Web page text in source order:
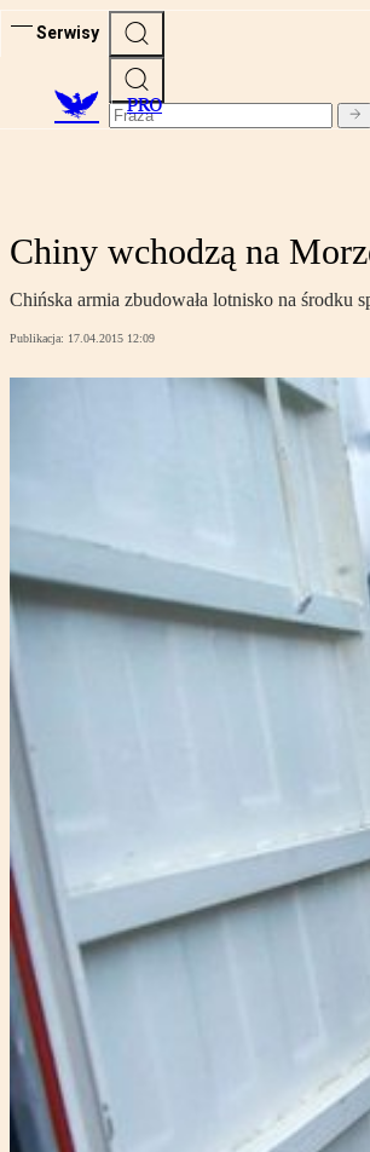
Serwisy
PRO
Chiny wchodzą na
Chińska armia zbudowała lotnisko na
Publikacja: 17.04.2015 12:09